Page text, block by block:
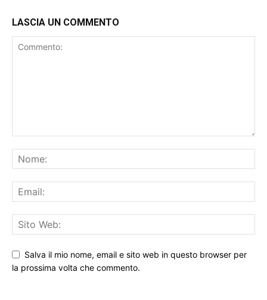
la prossima volta che commento.